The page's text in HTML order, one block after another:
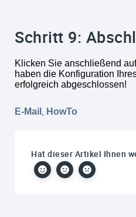
Schritt 9:
Klicken Sie anschließend
haben die Konfiguration
erfolgreich abgeschlossen!
E-Mail HowTo
Hat dieser Artikel Ihnen